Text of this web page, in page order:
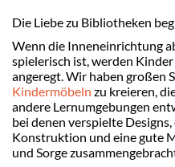
Die Liebe zu Bibliotheken
Wenn die Inneneinrichtung
spielerisch ist, werden
angeregt. Wir haben großen
Kindermöbeln zu kreieren,
andere Lernumgebungen
bei denen verspielte
Konstruktion und eine gute
und Sorge